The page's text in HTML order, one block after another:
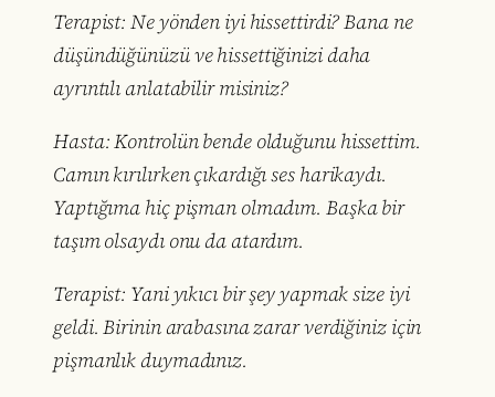
Terapist: Ne yönden iyi hissettirdi? Bana ne
düşündüğünüzü ve hissettiğinizi daha
ayrıntılı anlatabilir misiniz?
Hasta: Kontrolün bende olduğunu hissettim.
Camın kırılırken çıkardığı ses harikaydı.
Yaptığıma hiç pişman olmadım. Başka bir
taşım olsaydı onu da atardım.
Terapist: Yani yıkıcı bir şey yapmak size iyi
geldi. Birinin arabasına zarar verdiğiniz için
pişmanlık duymadınız.